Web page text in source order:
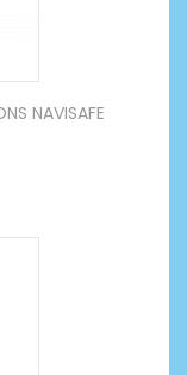
NAVISAFE